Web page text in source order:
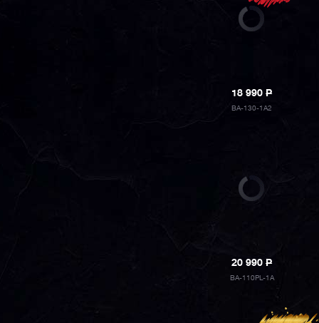
18 990P
BA-130-1A2
20 990P
BA-110PL-1A